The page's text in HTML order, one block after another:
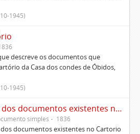
1945)
descreve os documentos que
da Casa dos condes de Óbidos,
1945)
Sumário alfabético dos documentos existentes no Cartório da Ilustríssima e Excelentíssima Casa dos senhores condes de Palma, Óbidos e Sabugal
simples 1836
documentos existentes no Cartorio